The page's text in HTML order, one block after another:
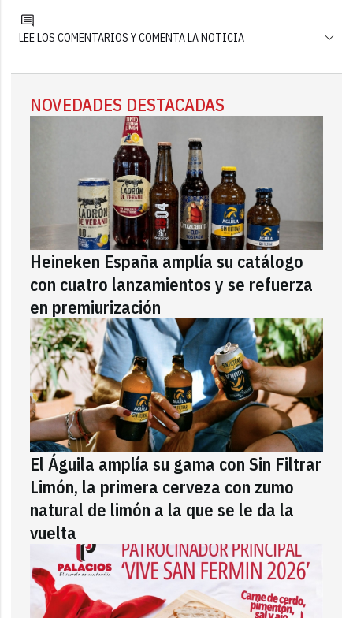
LEE LOS COMENTARIOS Y COMENTA LA NOTICIA
NOVEDADES DESTACADAS
Heineken España amplía su catálogo
con cuatro lanzamientos y se refuerza
en premiurización
El Águila amplía su gama con Sin Filtrar
Limón, la primera cerveza con zumo
natural de limón a la que se le da la
vuelta